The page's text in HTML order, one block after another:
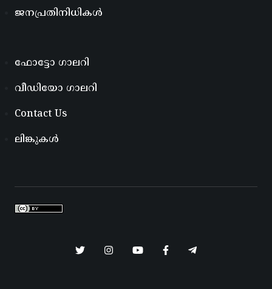
ജനപ്രതിനിധികൾ
ഫോട്ടോ ഗാലറി
വീഡിയോ ഗാലറി
Contact Us
ലിങ്കുകൾ